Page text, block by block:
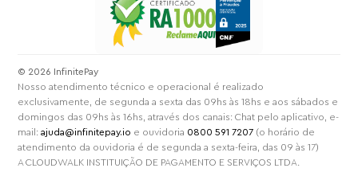
⁠© 2026 InfinitePay
Nosso atendimento técnico e operacional é realizado
exclusivamente, de segunda a sexta das 09hs às 18hs e aos sábados e
domingos das 09hs às 16hs, através dos canais: Chat pelo aplicativo, e-
mail:ajuda@infinitepay.io e ouvidoria 0800 591 7207 (o horário de
atendimento da ouvidoria é de segunda a sexta-feira, das 09 às 17)
A CLOUDWALK INSTITUIÇÃO DE PAGAMENTO E SERVIÇOS LTDA.